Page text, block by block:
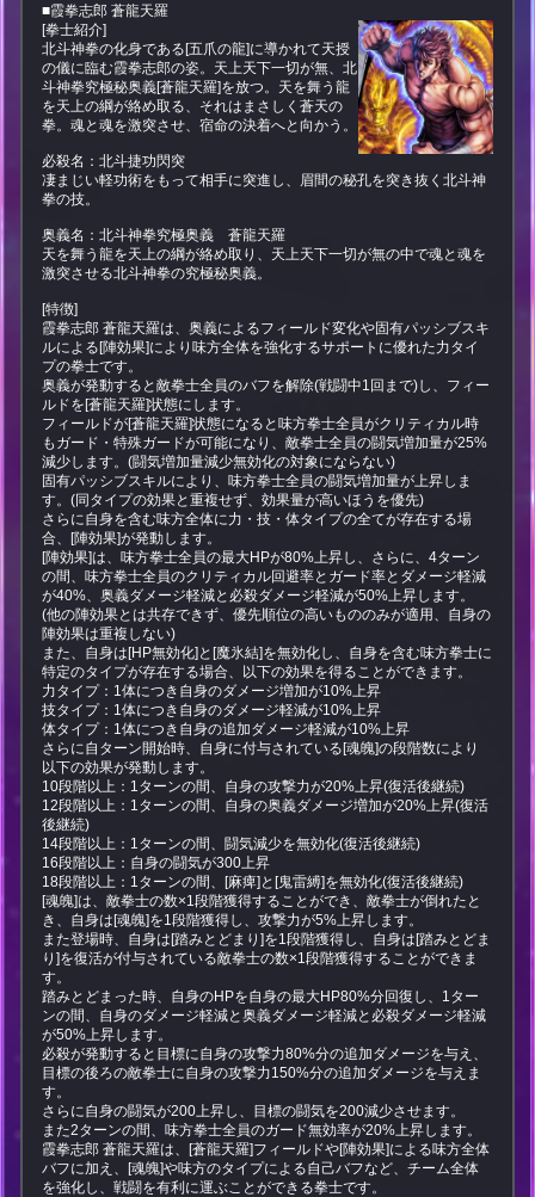
■霞拳志郎 蒼龍天羅
[拳士紹介]
北斗神拳の化身である[五爪の龍]に導かれて天授
の儀に臨む霞拳志郎の姿。天上天下一切が無、北
斗神拳究極秘奥義[蒼龍天羅]を放つ。天を舞う龍
を天上の綱が絡め取る、それはまさしく蒼天の
拳。魂と魂を激突させ、宿命の決着へと向かう。
必殺名：北斗捷功閃突
凄まじい軽功術をもって相手に突進し、眉間の秘孔を突き抜く北斗神
拳の技。
奥義名：北斗神拳究極奥義 蒼龍天羅
天を舞う龍を天上の綱が絡め取り、天上天下一切が無の中で魂と魂を
激突させる北斗神拳の究極秘奥義。
[特徴]
霞拳志郎 蒼龍天羅は、奥義によるフィールド変化や固有パッシブスキ
ルによる[陣効果]により味方全体を強化するサポートに優れた力タイ
プの拳士です。
奥義が発動すると敵拳士全員のバフを解除(戦闘中1回まで)し、フィー
ルドを[蒼龍天羅]状態にします。
フィールドが[蒼龍天羅]状態になると味方拳士全員がクリティカル時
もガード・特殊ガードが可能になり、敵拳士全員の闘気増加量が25%
減少します。(闘気増加量減少無効化の対象にならない)
固有パッシブスキルにより、味方拳士全員の闘気増加量が上昇しま
す。(同タイプの効果と重複せず、効果量が高いほうを優先)
さらに自身を含む味方全体に力・技・体タイプの全てが存在する場
合、[陣効果]が発動します。
[陣効果]は、味方拳士全員の最大HPが80%上昇し、さらに、4ターン
の間、味方拳士全員のクリティカル回避率とガード率とダメージ軽減
が40%、奥義ダメージ軽減と必殺ダメージ軽減が50%上昇します。
(他の陣効果とは共存できず、優先順位の高いもののみが適用、自身の
陣効果は重複しない)
また、自身は[HP無効化]と[魔氷結]を無効化し、自身を含む味方拳士に
特定のタイプが存在する場合、以下の効果を得ることができます。
力タイプ：1体につき自身のダメージ増加が10%上昇
技タイプ：1体につき自身のダメージ軽減が10%上昇
体タイプ：1体につき自身の追加ダメージ軽減が10%上昇
さらに自ターン開始時、自身に付与されている[魂魄]の段階数により
以下の効果が発動します。
10段階以上：1ターンの間、自身の攻撃力が20%上昇(復活後継続)
12段階以上：1ターンの間、自身の奥義ダメージ増加が20%上昇(復活
後継続)
14段階以上：1ターンの間、闘気減少を無効化(復活後継続)
16段階以上：自身の闘気が300上昇
18段階以上：1ターンの間、[麻痺]と[鬼雷縛]を無効化(復活後継続)
[魂魄]は、敵拳士の数×1段階獲得することができ、敵拳士が倒れたと
き、自身は[魂魄]を1段階獲得し、攻撃力が5%上昇します。
また登場時、自身は[踏みとどまり]を1段階獲得し、自身は[踏みとどま
り]を復活が付与されている敵拳士の数×1段階獲得することができま
す。
踏みとどまった時、自身のHPを自身の最大HP80%分回復し、1ター
ンの間、自身のダメージ軽減と奥義ダメージ軽減と必殺ダメージ軽減
が50%上昇します。
必殺が発動すると目標に自身の攻撃力80%分の追加ダメージを与え、
目標の後ろの敵拳士に自身の攻撃力150%分の追加ダメージを与えま
す。
さらに自身の闘気が200上昇し、目標の闘気を200減少させます。
また2ターンの間、味方拳士全員のガード無効率が20%上昇します。
霞拳志郎 蒼龍天羅は、[蒼龍天羅]フィールドや[陣効果]による味方全体
バフに加え、[魂魄]や味方のタイプによる自己バフなど、チーム全体
を強化し、戦闘を有利に運ぶことができる拳士です。